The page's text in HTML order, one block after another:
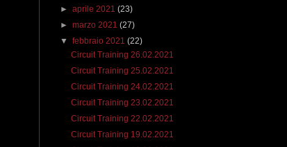
►aprile 2021(23)
►marzo 2021(27)
▼febbraio 2021(22)
Circuit Training 26.02.2021
Circuit Training 25.02.2021
Circuit Training 24.02.2021
Circuit Training 23.02.2021
Circuit Training 22.02.2021
Circuit Training 19.02.2021